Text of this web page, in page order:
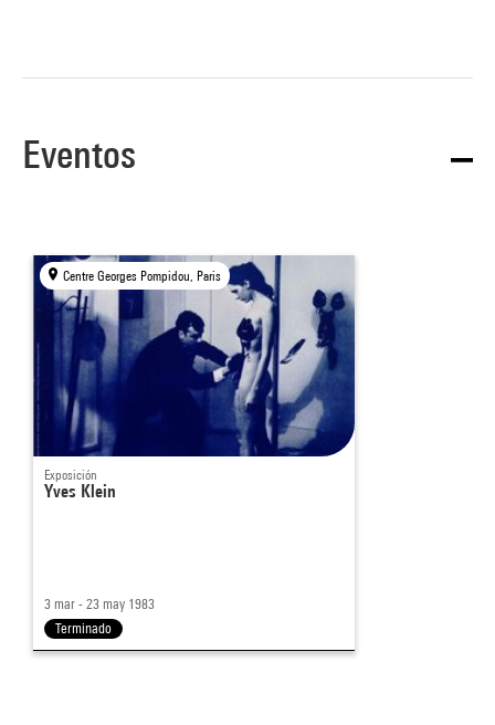
Eventos
Centre Georges Pompidou, Paris
Exposición
Yves Klein
3 mar - 23 may 1983
Terminado